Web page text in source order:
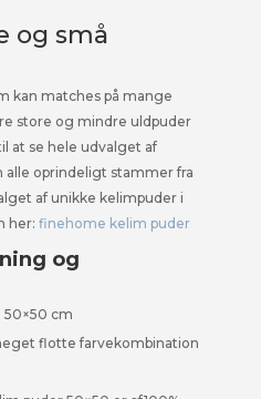
og små
kan matches på mange
store og mindre uldpuder
at se hele udvalget af
oprindeligt stammer fra
af unikke kelimpuder i
her: finehome kelim puder
og
cm
flotte farvekombination